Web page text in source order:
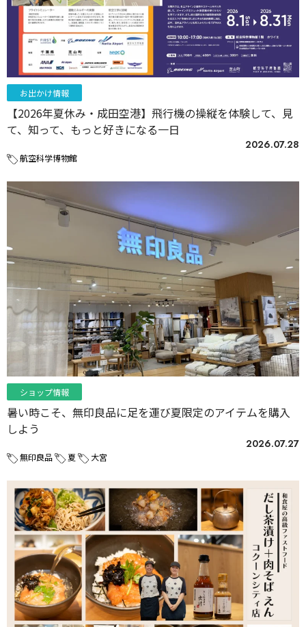
お出かけ情報
【2026年夏休み・成田空港】飛行機の操縦を体験して、見
て、知って、もっと好きになる一日
2026.07.28
航空科学博物館
ショップ情報
暑い時こそ、無印良品に足を運び夏限定のアイテムを購入
しよう
2026.07.27
無印良品 夏 大宮